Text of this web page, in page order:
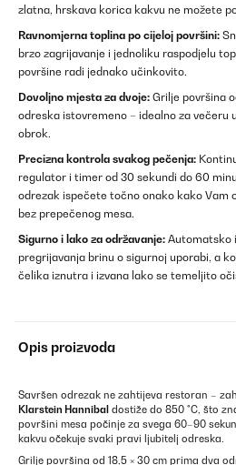
zlatna, hrskava korica kakvu ne možete
Ravnomjerna toplina po cijeloj površini:
brzo zagrijavanje i jednoliku raspodjelu
površine radi jednako učinkovito.
Dovoljno mjesta za dvoje: Grilje površina
odreska istovremeno – idealno za večeru
obrok.
Precizna kontrola svakog pečenja:
regulator i timer od 30 sekundi do 60
odrezak ispečete točno onako kako Vam
bez prepečenog mesa.
Sigurno i lako za održavanje: Automatsko
pregrijavanja brinu o sigurnoj uporabi, a
čelika iznutra i izvana lako se temeljito
Opis proizvoda
Savršen odrezak ne zahtijeva restoran –
Klarstein Hannibal dostiže do 850 °C, što
površini mesa počinje za svega 60–90
kakvu očekuje svaki pravi ljubitelj odreska.
Grilje površina od 18,5 × 30 cm prima dva